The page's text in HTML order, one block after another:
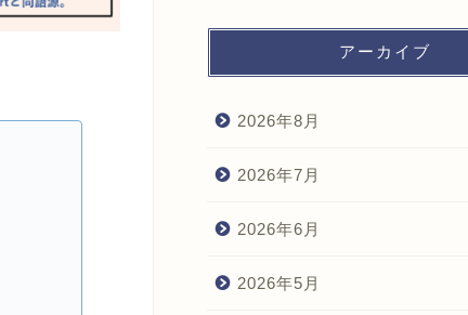
アーカイブ
2026年8月
2026年7月
2026年6月
2026年5月